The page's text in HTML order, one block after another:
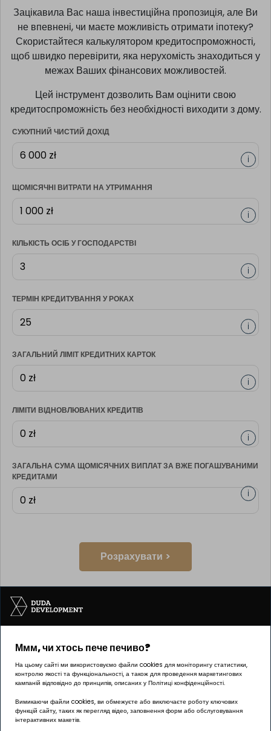
Ммм, чи хтось пече печиво?
На цьому сайті ми використовуємо файли cookies для моніторингу статистики,
контролю якості та функціональності, а також для проведення маркетингових
кампаній відповідно до принципів, описаних у Політиці конфіденційності.
Вимикаючи файли cookies, ви обмежуєте або виключаєте роботу ключових
функцій сайту, таких як перегляд відео, заповнення форм або обслуговування
інтерактивних макетів.
Зацікавила Вас наша інвестиційна пропозиція, але Ви
не впевнені, чи маєте можливість отримати іпотеку?
Скористайтеся калькулятором кредитоспроможності,
щоб швидко перевірити, яка нерухомість знаходиться у
межах Ваших фінансових можливостей.
Цей інструмент дозволить Вам оцінити свою
кредитоспроможність без необхідності виходити з дому.
СУКУПНИЙ ЧИСТИЙ ДОХІД
i
ЩОМІСЯЧНІ ВИТРАТИ НА УТРИМАННЯ
i
КІЛЬКІСТЬ ОСІБ У ГОСПОДАРСТВІ
i
ТЕРМІН КРЕДИТУВАННЯ У РОКАХ
i
ЗАГАЛЬНИЙ ЛІМІТ КРЕДИТНИХ КАРТОК
i
ЛІМІТИ ВІДНОВЛЮВАНИХ КРЕДИТІВ
i
ЗАГАЛЬНА СУМА ЩОМІСЯЧНИХ ВИПЛАТ ЗА ВЖЕ ПОГАШУВАНИМИ
КРЕДИТАМИ
i
Розрахувати >
Інвестицію реалізує компанія Pułaskiego 19 sp. z o.o.
ОФІС Познань | ГРУНВАЛД